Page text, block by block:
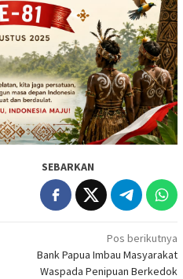
SEBARKAN
Pos berikutnya
Bank Papua Imbau Masyarakat
Waspada Penipuan Berkedok